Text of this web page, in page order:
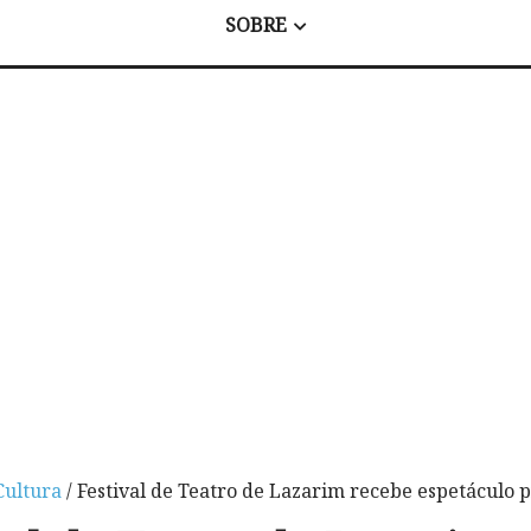
SOBRE
/ Festival de Teatro de Lazarim recebe espetáculo